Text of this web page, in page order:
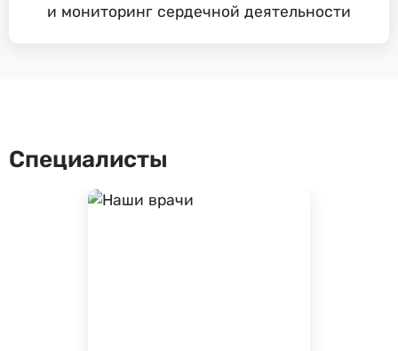
и мониторинг сердечной деятельности
Специалисты